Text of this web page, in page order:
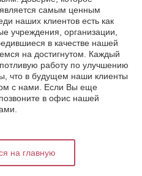
самым ценным
наших клиентов есть как
учреждения, организации,
в качестве нашей
на достигнутом. Каждый
работу по улучшению
что в будущем наши клиенты
с нами. Если Вы еще
в офис нашей
на главную